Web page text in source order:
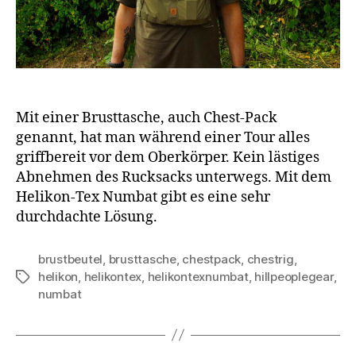
Mit einer Brusttasche, auch Chest-Pack
genannt, hat man während einer Tour alles
griffbereit vor dem Oberkörper. Kein lästiges
Abnehmen des Rucksacks unterwegs. Mit dem
Helikon-Tex Numbat gibt es eine sehr
durchdachte Lösung.
Schlagwörter
brustbeutel, brusttasche, chestpack, chestrig,
helikon, helikontex, helikontexnumbat, hillpeoplegear,
numbat